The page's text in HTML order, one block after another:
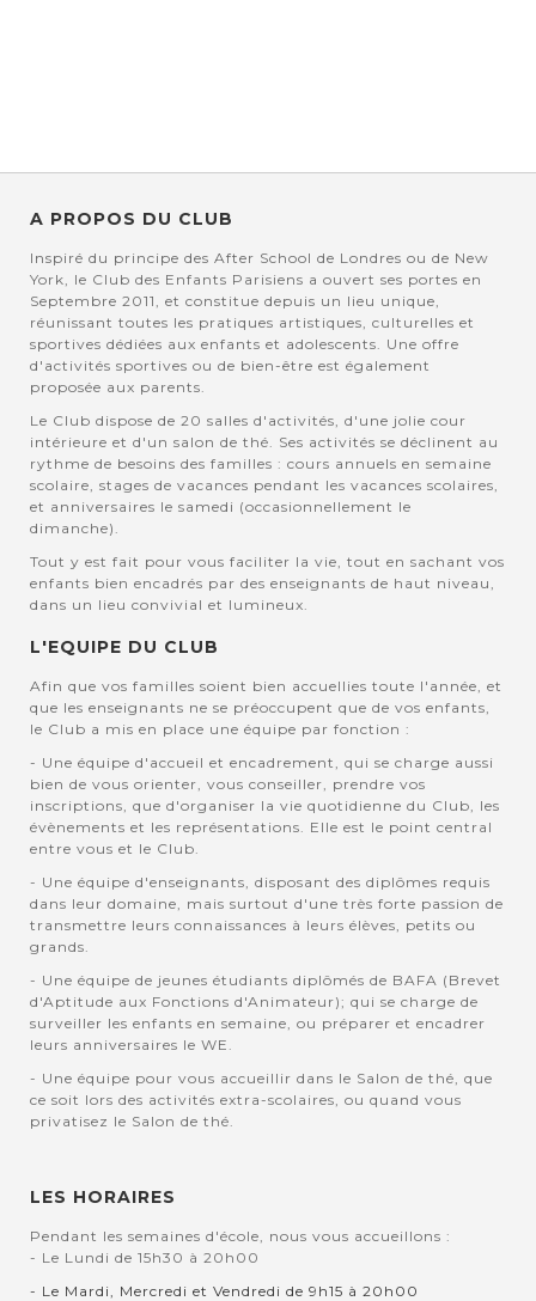
A PROPOS DU CLUB
Inspiré du principe des After School de Londres ou de New
York, le Club des Enfants Parisiens a ouvert ses portes en
Septembre 2011, et constitue depuis un lieu unique,
réunissant toutes les pratiques artistiques, culturelles et
sportives dédiées aux enfants et adolescents. Une offre
d'activités sportives ou de bien-être est également
proposée aux parents.
Le Club dispose de 20 salles d'activités, d'une jolie cour
intérieure et d'un salon de thé. Ses activités se déclinent au
rythme de besoins des familles : cours annuels en semaine
scolaire, stages de vacances pendant les vacances scolaires,
et anniversaires le samedi (occasionnellement le
dimanche).
Tout y est fait pour vous faciliter la vie, tout en sachant vos
enfants bien encadrés par des enseignants de haut niveau,
dans un lieu convivial et lumineux.
L'EQUIPE DU CLUB
Afin que vos familles soient bien accuellies toute l'année, et
que les enseignants ne se préoccupent que de vos enfants,
le Club a mis en place une équipe par fonction :
- Une équipe d'accueil et encadrement, qui se charge aussi
bien de vous orienter, vous conseiller, prendre vos
inscriptions, que d'organiser la vie quotidienne du Club, les
évènements et les représentations. Elle est le point central
entre vous et le Club.
- Une équipe d'enseignants, disposant des diplômes requis
dans leur domaine, mais surtout d'une très forte passion de
transmettre leurs connaissances à leurs élèves, petits ou
grands.
- Une équipe de jeunes étudiants diplômés de BAFA (Brevet
d'Aptitude aux Fonctions d'Animateur); qui se charge de
surveiller les enfants en semaine, ou préparer et encadrer
leurs anniversaires le WE.
- Une équipe pour vous accueillir dans le Salon de thé, que
ce soit lors des activités extra-scolaires, ou quand vous
privatisez le Salon de thé.
LES HORAIRES
Pendant les semaines d'école, nous vous accueillons :
- Le Lundi de 15h30 à 20h00
- Le Mardi, Mercredi et Vendredi de 9h15 à 20h00